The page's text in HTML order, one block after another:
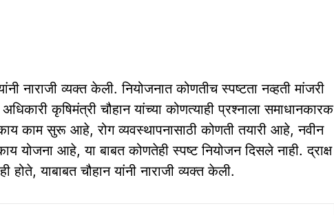
नाराजी व्यक्त केली. नियोजनात कोणतीच स्पष्टता नव्हती मांजरी
कृषिमंत्री चौहान यांच्या कोणत्याही प्रश्नाला समाधानकारक
काम सुरू आहे, रोग व्यवस्थापनासाठी कोणती तयारी आहे, नवीन
योजना आहे, या बाबत कोणतेही स्पष्ट नियोजन दिसले नाही. द्राक्ष
याबाबत चौहान यांनी नाराजी व्यक्त केली.